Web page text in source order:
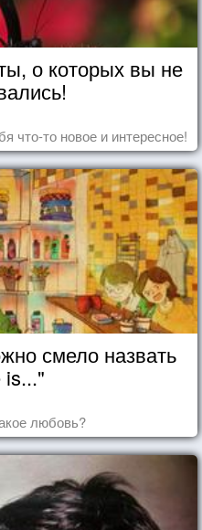
о которых вы не
что-то новое и интересное!
смело назвать
is..."
любовь?